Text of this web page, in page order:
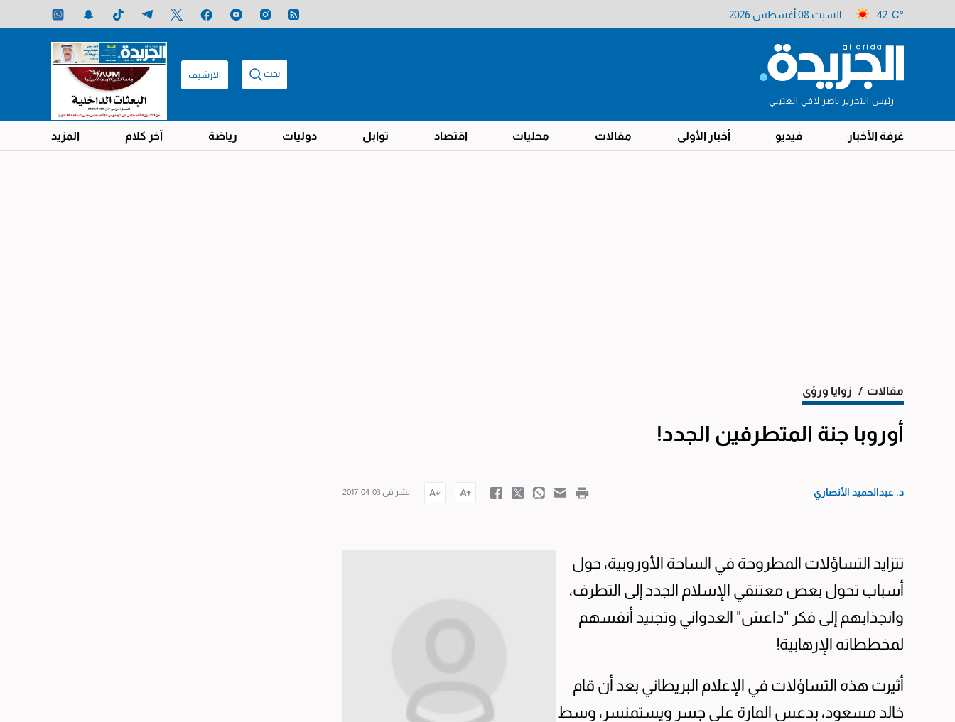
42 C° السبت 08 أغسطس 2026
رئيس التحرير ناصر لافي العتيبي
بحث الارشيف
غرفة الأخبار فيديو أخبار الأولى مقالات محليات اقتصاد توابل دوليات رياضة آخر كلام المزيد
مقالات / زوايا ورؤى
أوروبا جنة المتطرفين الجدد!
د. عبدالحميد الأنصاري نشر في 03-04-2017
تتزايد التساؤلات المطروحة في الساحة الأوروبية، حول
أسباب تحول بعض معتنقي الإسلام الجدد إلى التطرف،
وانجذابهم إلى فكر "داعش" العدواني وتجنيد أنفسهم
لمخططاته الإرهابية!
أثيرت هذه التساؤلات في الإعلام البريطاني بعد أن قام
خالد مسعود، بدعس المارة على جسر ويستمنسر، وسط